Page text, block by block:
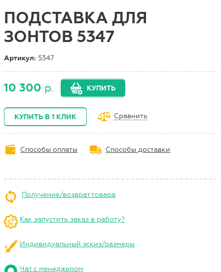
ПОДСТАВКА ДЛЯ
ЗОНТОВ 5347
Артикул: 5347
10 300 р. КУПИТЬ
КУПИТЬ В 1 КЛИК Сравнить
Способы оплаты Способы доставки
Получение/возврат товара
Как запустить заказ в работу?
Индивидуальный эскиз/размеры
Чат с менеджером